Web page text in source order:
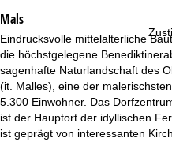
i
t
e
Mals
Eindrucksvolle mittelalterliche
die höchstgelegene
sagenhafte Naturlandschaft des
(it. Malles), eine der
5.300 Einwohner. Das
ist der Hauptort der idyllischen
ist geprägt von interessanten